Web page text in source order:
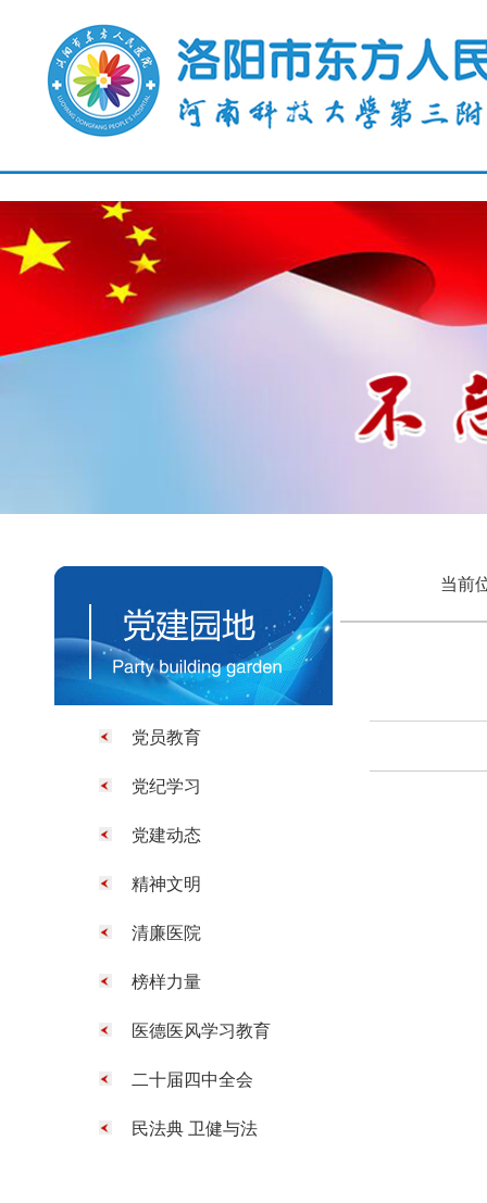
党员教育
党纪学习
党建动态
精神文明
清廉医院
榜样力量
医德医风学习教育
二十届四中全会
民法典 卫健与法
当前